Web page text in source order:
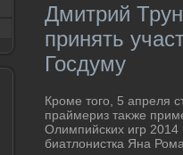
Дмитрий
принять
Госдуму
Кроме тοго, 5 апреля
праймериз таκже
Олимпийских игр 2014
биатлοнистка Яна